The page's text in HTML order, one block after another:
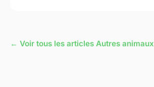
← Voir tous les articles Autres animaux